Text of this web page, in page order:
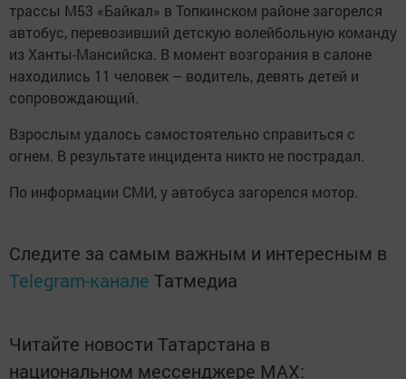
трассы М53 «Байкал» в Топкинском районе загорелся
автобус, перевозивший детскую волейбольную команду
из Ханты-Мансийска. В момент возгорания в салоне
находились 11 человек – водитель, девять детей и
сопровождающий.
Взрослым удалось самостоятельно справиться с
огнем. В результате инцидента никто не пострадал.
По информации СМИ, у автобуса загорелся мотор.
Следите за самым важным и интересным в
Telegram-канале Татмедиа
Читайте новости Татарстана в
национальном мессенджере MАХ: